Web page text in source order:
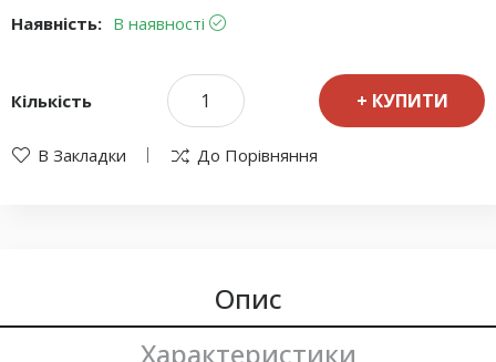
Наявність: В наявності
Кількість КУПИТИ
В Закладки До Порівняння
Опис
Характеристики